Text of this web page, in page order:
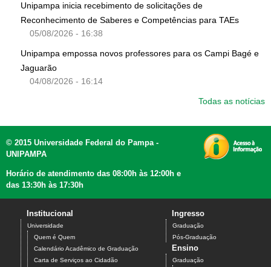
Unipampa inicia recebimento de solicitações de
Reconhecimento de Saberes e Competências para TAEs
05/08/2026 - 16:38
Unipampa empossa novos professores para os Campi Bagé e
Jaguarão
04/08/2026 - 16:14
Todas as notícias
© 2015 Universidade Federal do Pampa -
UNIPAMPA
Horário de atendimento das 08:00h às 12:00h e
das 13:30h às 17:30h
Institucional
Universidade
Quem é Quem
Calendário Acadêmico de Graduação
Carta de Serviços ao Cidadão
Ingresso
Graduação
Pós-Graduação
Ensino
Graduação